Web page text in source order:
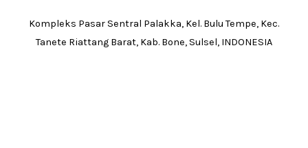
Kompleks Pasar Sentral Palakka, Kel. Bulu Tempe, Kec.
Tanete Riattang Barat, Kab. Bone, Sulsel, INDONESIA